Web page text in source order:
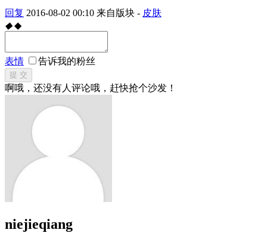
回复 2016-08-02 00:10 来自版块 - 皮肤
◆ ◆
表情 告诉我的粉丝
提 交
啊哦，还没有人评论哦，赶快抢个沙发！
niejieqiang